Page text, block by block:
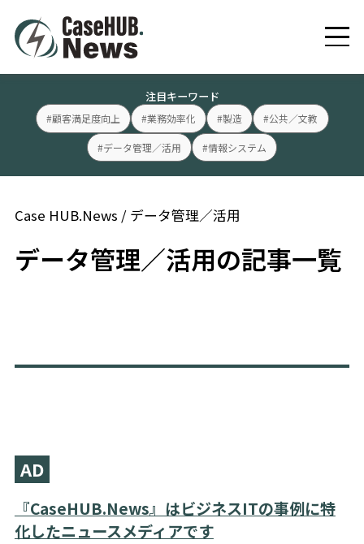
注目キーワード
#顧客満足度向上 #業務効率化 #製造 #公共／文教
#データ管理／活用 #情報システム
Case HUB.News / データ管理／活用
データ管理／活用の記事一覧
AD
『CaseHUB.News』はビジネスITの事例に特
化したニュースメディアです